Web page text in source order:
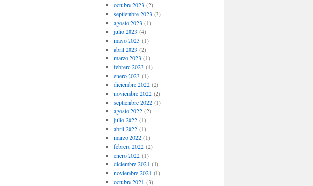
octubre 2023 (2)
septiembre 2023 (3)
agosto 2023 (1)
julio 2023 (4)
mayo 2023 (1)
abril 2023 (2)
marzo 2023 (1)
febrero 2023 (4)
enero 2023 (1)
diciembre 2022(2)
noviembre 2022(2)
septiembre 2022(1)
agosto 2022(2)
julio 2022(1)
abril 2022(1)
marzo 2022(1)
febrero 2022(2)
enero 2022(1)
diciembre 2021 (1)
noviembre 2021 (1)
octubre 2021 (3)